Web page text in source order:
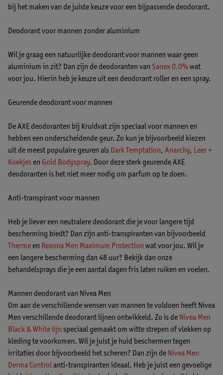
bij het maken van de juiste keuze voor een bijpassende deodorant.
Deodorant voor mannen zonder aluminium
Wil je graag een natuurlijke deodorant voor mannen waar geen
aluminium in zit? Dan zijn de deodoranten van Sanex 0.0%wat
voor jou. Hierin heb je keuze uit een deodorant roller en een spray.
Geurende deodorant voor mannen
De AXE deodoranten bij Kruidvat zijn speciaal voor mannen en
hebben een onderscheidende geur. Zo kun je bijvoorbeeld kiezen
uit de meest populaire geuren als Dark Temptation, Anarchy, Leer +
Koekjes en Gold Bodyspray. Door deze sterk geurende AXE
deodoranten is het niet meer nodig om parfum op te doen.
Anti-transpirant voor mannen
Heb je liever een neutralere deodorant die je voor langere tijd
bescherming biedt? Dan zijn anti-transpiranten van bijvoorbeeld
Therme en Rexona Men Maximum Protection wat voor jou. Wil je
een langere bescherming dan 48 uur? Bekijk dan onze
behandelsprays die je een aantal dagen fris laten ruiken en voelen.
Mannen deodorant van Nivea Men
Om aan de verschillende wensen van mannen te voldoen heeft Nivea
Men verschillende deodorant lijnen ontwikkeld. Zo is de Nivea Men
Black & White lijn speciaal gemaakt om witte strepen of vlekken op
kleding te voorkomen. Wil je juist je huid beschermen tegen
irritaties door bijvoorbeeld het scheren? Dan zijn de Nivea Men
Derma Controlanti-transpiranten ideaal. Heb je juist een gevoelige